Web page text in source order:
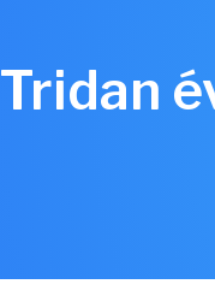
Tridan